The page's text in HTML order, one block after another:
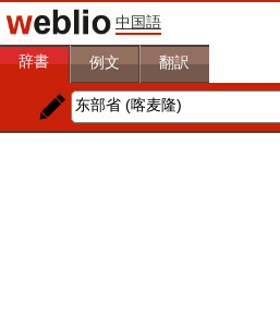
中国語
辞書 例文 翻訳